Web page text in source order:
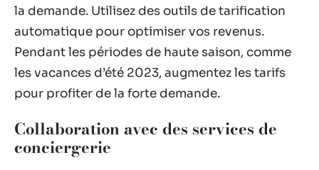
la demande. Utilisez des outils de tarification
automatique pour optimiser vos revenus.
Pendant les périodes de haute saison, comme
les vacances d’été 2023, augmentez les tarifs
pour profiter de la forte demande.
Collaboration avec des services de
conciergerie